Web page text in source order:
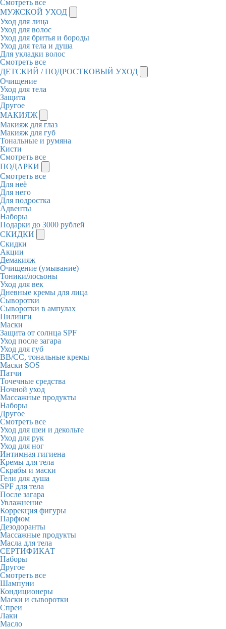
Смотреть все
МУЖСКОЙ УХОД
Уход для лица
Уход для волос
Уход для бритья и бороды
Уход для тела и душа
Для укладки волос
Смотреть все
ДЕТСКИЙ / ПОДРОСТКОВЫЙ УХОД
Очищение
Уход для тела
Защита
Другое
МАКИЯЖ
Макияж для глаз
Макияж для губ
Тональные и румяна
Кисти
Смотреть все
ПОДАРКИ
Смотреть все
Для неё
Для него
Для подростка
Адвенты
Наборы
Подарки до 3000 рублей
СКИДКИ
Скидки
Акции
Демакияж
Очищение (умывание)
Тоники/лосьоны
Уход для век
Дневные кремы для лица
Сыворотки
Сыворотки в ампулах
Пилинги
Маски
Защита от солнца SPF
Уход после загара
Уход для губ
BB/CC, тональные кремы
Маски SOS
Патчи
Точечные средства
Ночной уход
Массажные продукты
Наборы
Другое
Смотреть все
Уход для шеи и декольте
Уход для рук
Уход для ног
Интимная гигиена
Кремы для тела
Скрабы и маски
Гели для душа
SPF для тела
После загара
Увлажнение
Коррекция фигуры
Парфюм
Дезодоранты
Массажные продукты
Масла для тела
СЕРТИФИКАТ
Наборы
Другое
Смотреть все
Шампуни
Кондиционеры
Маски и сыворотки
Спреи
Лаки
Масло